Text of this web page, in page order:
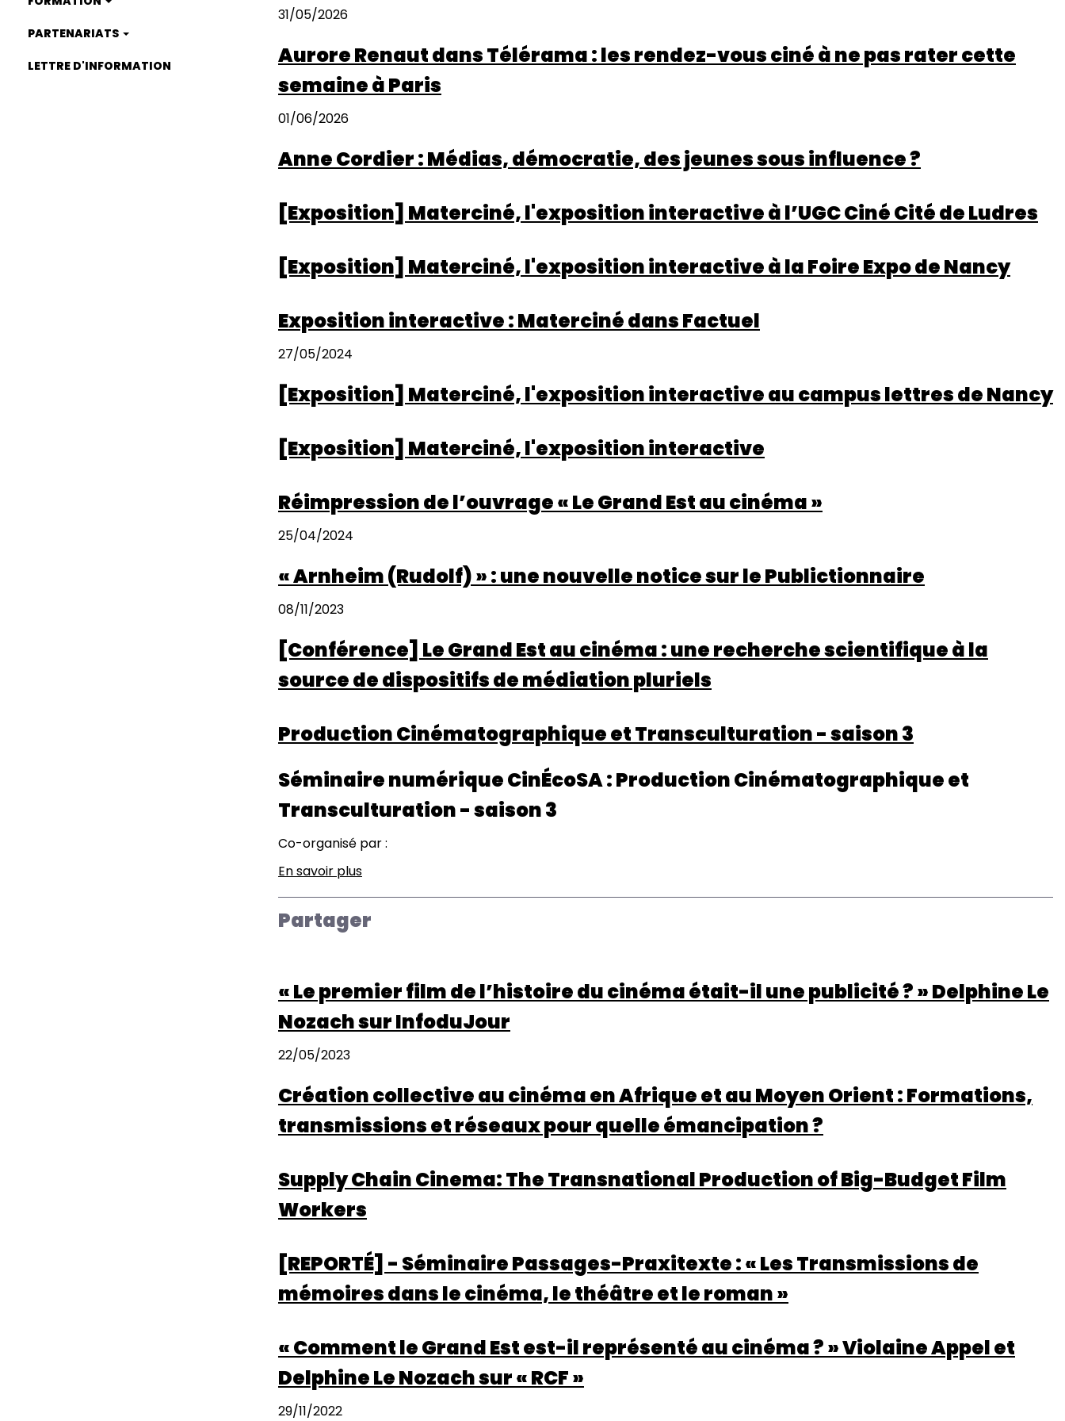
PARTENARIATS
LETTRE D'INFORMATION
31/05/2026
Aurore Renaut dans Télérama : les rendez-vous ciné à ne pas rater cette
semaine à Paris
01/06/2026
Anne Cordier : Médias, démocratie, des jeunes sous influence ?
[Exposition] Materciné, l'exposition interactive à l’UGC Ciné Cité de Ludres
[Exposition] Materciné, l'exposition interactive à la Foire Expo de Nancy
Exposition interactive : Materciné dans Factuel
27/05/2024
[Exposition] Materciné, l'exposition interactive au campus lettres de Nancy
[Exposition] Materciné, l'exposition interactive
Réimpression de l’ouvrage « Le Grand Est au cinéma »
25/04/2024
« Arnheim (Rudolf) » : une nouvelle notice sur le Publictionnaire
08/11/2023
[Conférence] Le Grand Est au cinéma : une recherche scientifique à la
source de dispositifs de médiation pluriels
Production Cinématographique et Transculturation - saison 3
Séminaire numérique CinÉcoSA : Production Cinématographique et
Transculturation - saison 3
Co-organisé par :
En savoir plus
et
saison
Partager
« Le premier film de l’histoire du cinéma était-il une publicité ? » Delphine Le
Nozach sur InfoduJour
22/05/2023
Création collective au cinéma en Afrique et au Moyen Orient : Formations,
transmissions et réseaux pour quelle émancipation ?
Supply Chain Cinema: The Transnational Production of Big-Budget Film
Workers
[REPORTÉ] - Séminaire Passages-Praxitexte : « Les Transmissions de
mémoires dans le cinéma, le théâtre et le roman »
« Comment le Grand Est est-il représenté au cinéma ? » Violaine Appel et
Delphine Le Nozach sur « RCF »
29/11/2022